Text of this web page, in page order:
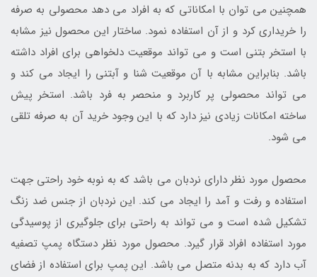
همچنین می توان با امکاناتی که به افراد می دهد محصولی به صرفه
را خریداری کرد و از آن استفاده نمود. ساختار این محصول نیز مشابه
با استخر بتنی است و می تواند موقعیت دلخواهی برای افراد داشته
باشد. بنابراین مشابه با آن موقعیت شنا و آبتنی را ایجاد می کند و
می تواند محصولی پر کاربرد و منحصر به فرد باشد. استخر پیش
ساخته امکانات زیادی نیز دارد که با این وجود خرید آن به صرفه تلقی
می شود.
محصول مورد نظر دارای نردبان می باشد که به نوبه خود راحتی جهت
استفاده و رفت و آمد را ایجاد می کند. این نردبان از جنس ضد زنگ
تشکیل شده است و می تواند به راحتی برای جلوگیری از پوسیدگی
مورد استفاده افراد قرار گیرد. محصول مورد نظر دستگاه پمپ تصفیه
آب دارد که به بدنه متصل می باشد. این پمپ برای استفاده از فضای